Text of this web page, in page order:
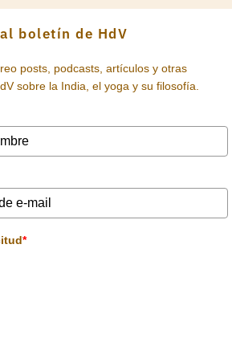
boletín de HdV
posts, podcasts, artículos y otras
sobre la India, el yoga y su filosofía.
*